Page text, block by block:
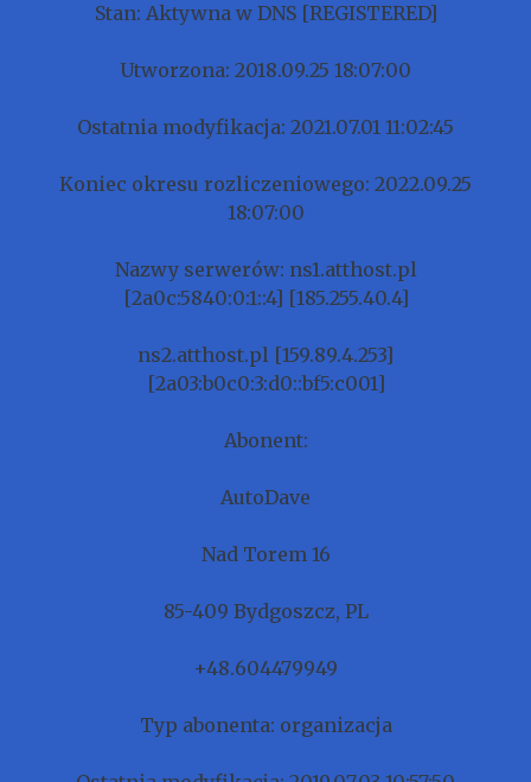
Stan: Aktywna w DNS [REGISTERED]
Utworzona: 2018.09.25 18:07:00
Ostatnia modyfikacja: 2021.07.01 11:02:45
Koniec okresu rozliczeniowego: 2022.09.25
18:07:00
Nazwy serwerów: ns1.atthost.pl
[2a0c:5840:0:1::4] [185.255.40.4]
ns2.atthost.pl [159.89.4.253]
[2a03:b0c0:3:d0::bf5:c001]
Abonent:
AutoDave
Nad Torem 16
85-409 Bydgoszcz, PL
+48.604479949
Typ abonenta: organizacja